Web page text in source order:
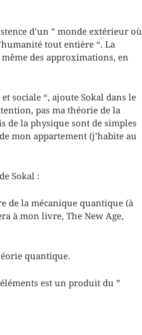
d’un ” monde extérieur où
tout entière “. La
des approximations, en
sociale “, ajoute Sokal dans le
pas ma théorie de la
de la physique sont de simples
mon appartement (j’habite au
Sokal :
de la mécanique quantique (à
à mon livre, The New Age,
quantique.
est un produit du ”